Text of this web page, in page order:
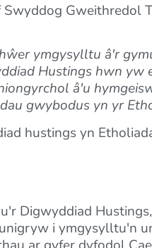
ymgysylltu â'r
Hustings hwn
â'u
gwybodus yn yr
hustings yn
Digwyddiad
i ymgysylltu'n